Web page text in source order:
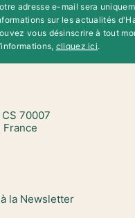
adresse e-mail sera
sur les actualités
vous désinscrire à tout
cliquez ici.
70007
France
la Newsletter